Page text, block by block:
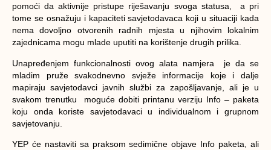
pomoći da aktivnije pristupe riješavanju svoga statusa, a pri
tome se osnažuju i kapaciteti savjetodavaca koji u situaciji kada
nema dovoljno otvorenih radnih mjesta u njihovim lokalnim
zajednicama mogu mlade uputiti na korištenje drugih prilika.
Unapređenjem funkcionalnosti ovog alata namjera je da se
mladim pruže svakodnevno svježe informacije koje i dalje
mapiraju savjetodavci javnih službi za zapošljavanje, ali je u
svakom trenutku moguće dobiti printanu verziju Info – paketa
koju onda koriste savjetodavaci u individualnom i grupnom
savjetovanju.
YEP će nastaviti sa praksom sedimične objave Info paketa, ali